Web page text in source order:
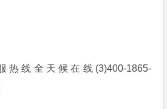
线全天候在线(3)400-1865-